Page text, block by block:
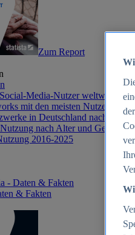
Zum Report
Media-Nutzer weltweit
mit den meisten Nutzern
in Deutschland nach
nach Alter und
2016-2025
- Daten & Fakten
& Fakten